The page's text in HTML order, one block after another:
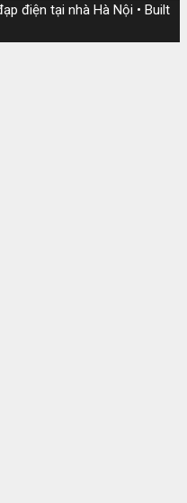
điện tại nhà Hà Nội • Built